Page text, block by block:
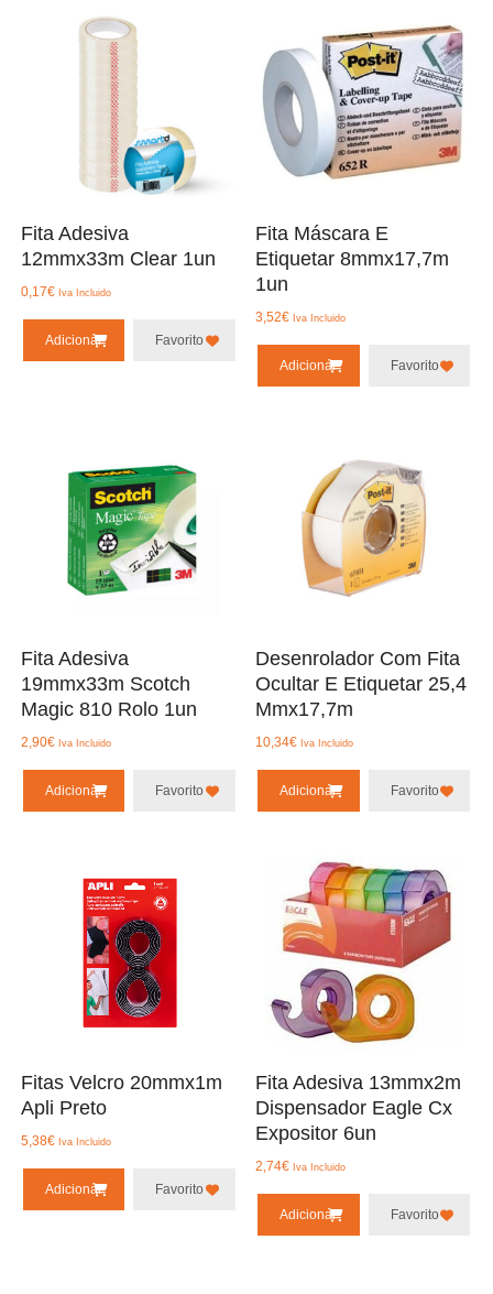
Fita Adesiva
12mmx33m Clear 1un
0,17€ Iva Incluido
Adicionar Favorito
Fita Máscara E
Etiquetar 8mmx17,7m
1un
3,52€ Iva Incluido
Adicionar Favorito
Fita Adesiva
19mmx33m Scotch
Magic 810 Rolo 1un
2,90€ Iva Incluido
Adicionar Favorito
Desenrolador Com Fita
Ocultar E Etiquetar 25,4
Mmx17,7m
10,34€ Iva Incluido
Adicionar Favorito
Fitas Velcro 20mmx1m
Apli Preto
5,38€ Iva Incluido
Adicionar Favorito
Fita Adesiva 13mmx2m
Dispensador Eagle Cx
Expositor 6un
2,74€ Iva Incluido
Adicionar Favorito